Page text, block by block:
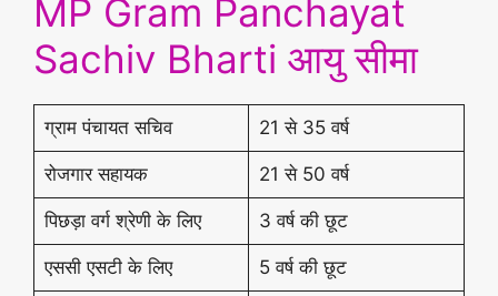
MP Gram Panchayat
Sachiv Bharti आयु सीमा
ग्राम पंचायत सचिव 21 से 35 वर्ष
रोजगार सहायक 21 से 50 वर्ष
पिछड़ा वर्ग श्रेणी के लिए 3 वर्ष की छूट
एससी एसटी के लिए 5 वर्ष की छूट